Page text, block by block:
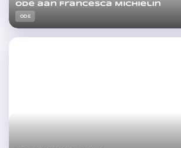
Ode aan Francesca Michielin
ODE